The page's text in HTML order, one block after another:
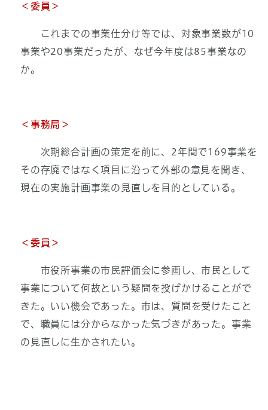
＜委員＞
これまでの事業仕分け等では、対象事業数が10
事業や20事業だったが、なぜ今年度は85事業なの
か。
＜事務局＞
次期総合計画の策定を前に、2年間で169事業を
その存廃ではなく項目に沿って外部の意見を聞き、
現在の実施計画事業の見直しを目的としている。
＜委員＞
市役所事業の市民評価会に参画し、市民として
事業について何故という疑問を投げかけることがで
きた。いい機会であった。市は、質問を受けたこと
で、職員には分からなかった気づきがあった。事業
の見直しに生かされたい。